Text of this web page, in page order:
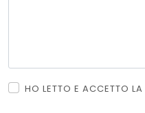
HO LETTO E ACCETTO LA